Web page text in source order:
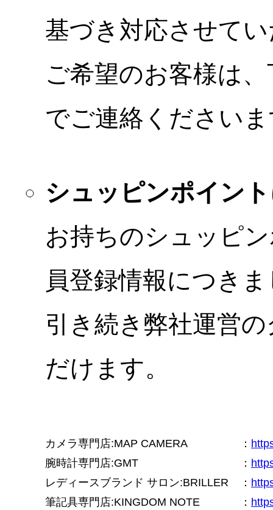
基づき対応させて
ご希望のお客様は
でご連絡ください
シュッピンポイン
お持ちのシュッピ
員登録情報につき
引き続き弊社運営
だけます。
カメラ専門店:MAP CAMERA ：
腕時計専門店:GMT
：
レディースブランド サロン:BRILLER
：
筆記具専門店:KINGDOM NOTE
：